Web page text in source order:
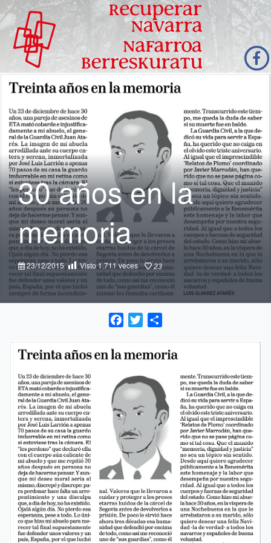
30 años en la
memoria
23/12/2015 Visto 1.711veces 23
Facebook
Twitter